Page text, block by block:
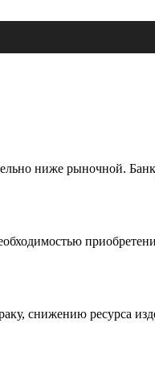
ниже рыночной.
снижению ресурса